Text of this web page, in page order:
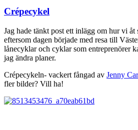
Crépecykel
Jag hade tänkt post ett inlägg om hur vi
eftersom dagen började med resa till
lånecyklar och cyklar som entreprenörer
jag ändra planer.
Crépecykeln- vackert fångad av Jenny
fler bilder? Vill ha!